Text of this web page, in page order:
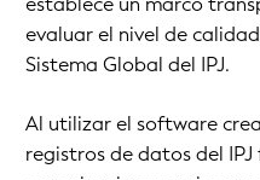
evaluar el nivel de
Sistema Global del IPJ.
Al utilizar el software
registros de datos del